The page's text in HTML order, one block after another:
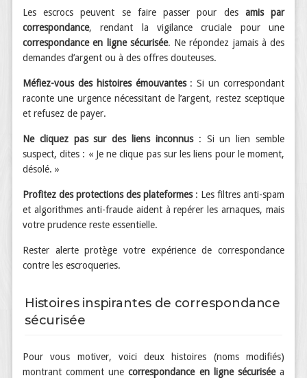
Les escrocs peuvent se faire passer pour des amis par
correspondance, rendant la vigilance cruciale pour une
correspondance en ligne sécurisée. Ne répondez jamais à des
demandes d’argent ou à des offres douteuses.
Méfiez-vous des histoires émouvantes: Si un correspondant
raconte une urgence nécessitant de l’argent, restez sceptique
et refusez de payer.
Ne cliquez pas sur des liens inconnus: Si un lien semble
suspect, dites : « Je ne clique pas sur les liens pour le moment,
désolé. »
Profitez des protections des plateformes: Les filtres anti-spam
et algorithmes anti-fraude aident à repérer les arnaques, mais
votre prudence reste essentielle.
Rester alerte protège votre expérience de correspondance
contre les escroqueries.
Histoires inspirantes de correspondance
sécurisée
Pour vous motiver, voici deux histoires (noms modifiés)
montrant comment unecorrespondance en ligne sécuriséea